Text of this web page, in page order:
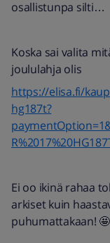
osallistunpa silti…
Koska sai valita
joululahja olis
https://elisa.fi/
hg187t?
Ei oo ikinä rahaa
arkiset kuin
puhumattakaan! 🤩